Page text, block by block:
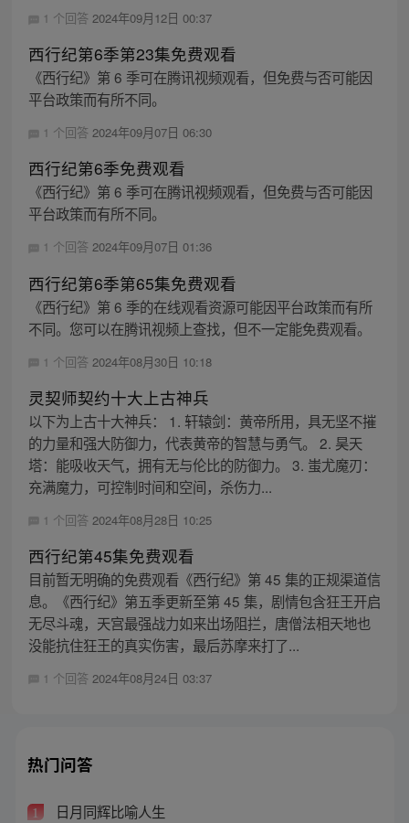
1 个回答 2024年09月12日 00:37
西行纪第6季第23集免费观看
《西行纪》第 6 季可在腾讯视频观看，但免费与否可能因
平台政策而有所不同。
1 个回答 2024年09月07日 06:30
西行纪第6季免费观看
《西行纪》第 6 季可在腾讯视频观看，但免费与否可能因
平台政策而有所不同。
1 个回答 2024年09月07日 01:36
西行纪第6季第65集免费观看
《西行纪》第 6 季的在线观看资源可能因平台政策而有所
不同。您可以在腾讯视频上查找，但不一定能免费观看。
1 个回答 2024年08月30日 10:18
灵契师契约十大上古神兵
以下为上古十大神兵： 1. 轩辕剑：黄帝所用，具无坚不摧
的力量和强大防御力，代表黄帝的智慧与勇气。 2. 昊天
塔：能吸收天气，拥有无与伦比的防御力。 3. 蚩尤魔刃：
充满魔力，可控制时间和空间，杀伤力...
1 个回答 2024年08月28日 10:25
西行纪第45集免费观看
目前暂无明确的免费观看《西行纪》第 45 集的正规渠道信
息。《西行纪》第五季更新至第 45 集，剧情包含狂王开启
无尽斗魂，天宫最强战力如来出场阻拦，唐僧法相天地也
没能抗住狂王的真实伤害，最后苏摩来打了...
1 个回答 2024年08月24日 03:37
热门问答
1 日月同辉比喻人生